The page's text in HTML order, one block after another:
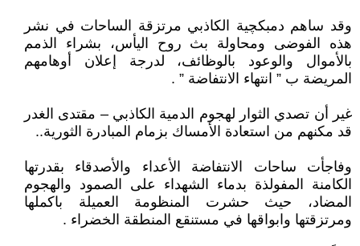
وقد ساهم دمبكچية الكاذبي مرتزقة الساحات في نشر
هذه الفوضى ومحاولة بث روح اليأس، بشراء الذمم
بالأموال والوعود بالوظائف، لدرجة إعلان أوهامهم
المريضة ب ” انتهاء الانتفاضة ” .
غير أن تصدي الثوار لهجوم الدمية الكاذبي – مقتدى الغدر
قد مكنهم من استعادة الأمساك بزمام المبادرة الثورية..
وفاجأت ساحات الانتفاضة الأعداء والأصدقاء بقدرتها
الكامنة المفولذة بدماء الشهداء على الصمود والهجوم
المضاد، حيث حشرت المنظومة العميلة باكملها
ومرتزقتها وابواقها في مستنقع المنطقة الخضراء .